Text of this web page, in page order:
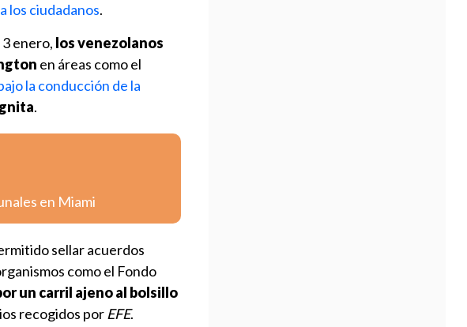
los ciudadanos.
enero, los venezolanos
en áreas como el
la conducción de la
.
en Miami
sellar acuerdos
como el Fondo
un carril ajeno al bolsillo
recogidos por EFE.